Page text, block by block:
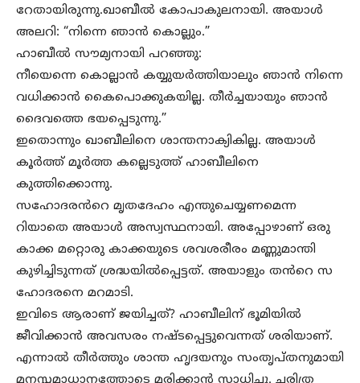
റേതായിരുന്നു.ഖാബീൽ കോപാകുലനായി. അയാൾ
അലറി: “നിന്നെ ഞാൻ കൊല്ലും.”
ഹാബീൽ സൗമ്യനായി പറഞ്ഞു:
നീയെന്നെ കൊല്ലാൻ കയ്യുയർത്തിയാലും ഞാൻ നിന്നെ
വധിക്കാൻ കൈപൊക്കുകയില്ല. തീർച്ചയായും ഞാൻ
ദൈവത്തെ ഭയപ്പെടുന്നു.”
ഇതൊന്നും ഖാബീലിനെ ശാന്തനാക്യികില്ല. അയാൾ
കൂർത്ത് മൂർത്ത കല്ലെടുത്ത് ഹാബീലിനെ
കുത്തിക്കൊന്നു.
സഹോദരൻറെ മൃതദേഹം എന്തുചെയ്യണമെന്ന
റിയാതെ അയാൾ അസ്വസ്ഥനായി. അപ്പോഴാണ് ഒരു
കാക്ക മറ്റൊരു കാക്കയുടെ ശവശരീരം മണ്ണുമാന്തി
കുഴിച്ചിടുന്നത് ശ്രദ്ധയിൽപ്പെട്ടത്. അയാളും തൻറെ സ
ഹോദരനെ മറമാടി.
ഇവിടെ ആരാണ് ജയിച്ചത്? ഹാബീലിന് ഭൂമിയിൽ
ജീവിക്കാൻ അവസരം നഷ്ടപ്പെട്ടുവെന്നത് ശരിയാണ്.
എന്നാൽ തീർത്തും ശാന്ത ഹൃദയനും സംതൃപ്തനുമായി